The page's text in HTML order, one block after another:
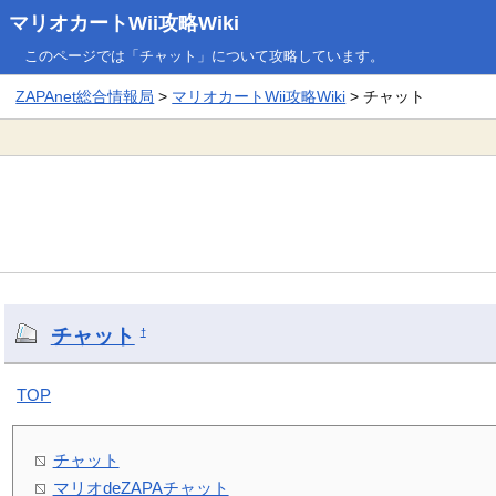
マリオカートWii攻略Wiki
このページでは「チャット」について攻略しています。
ZAPAnet総合情報局 > マリオカートWii攻略Wiki > チャット
チャット †
TOP
チャット
マリオdeZAPAチャット